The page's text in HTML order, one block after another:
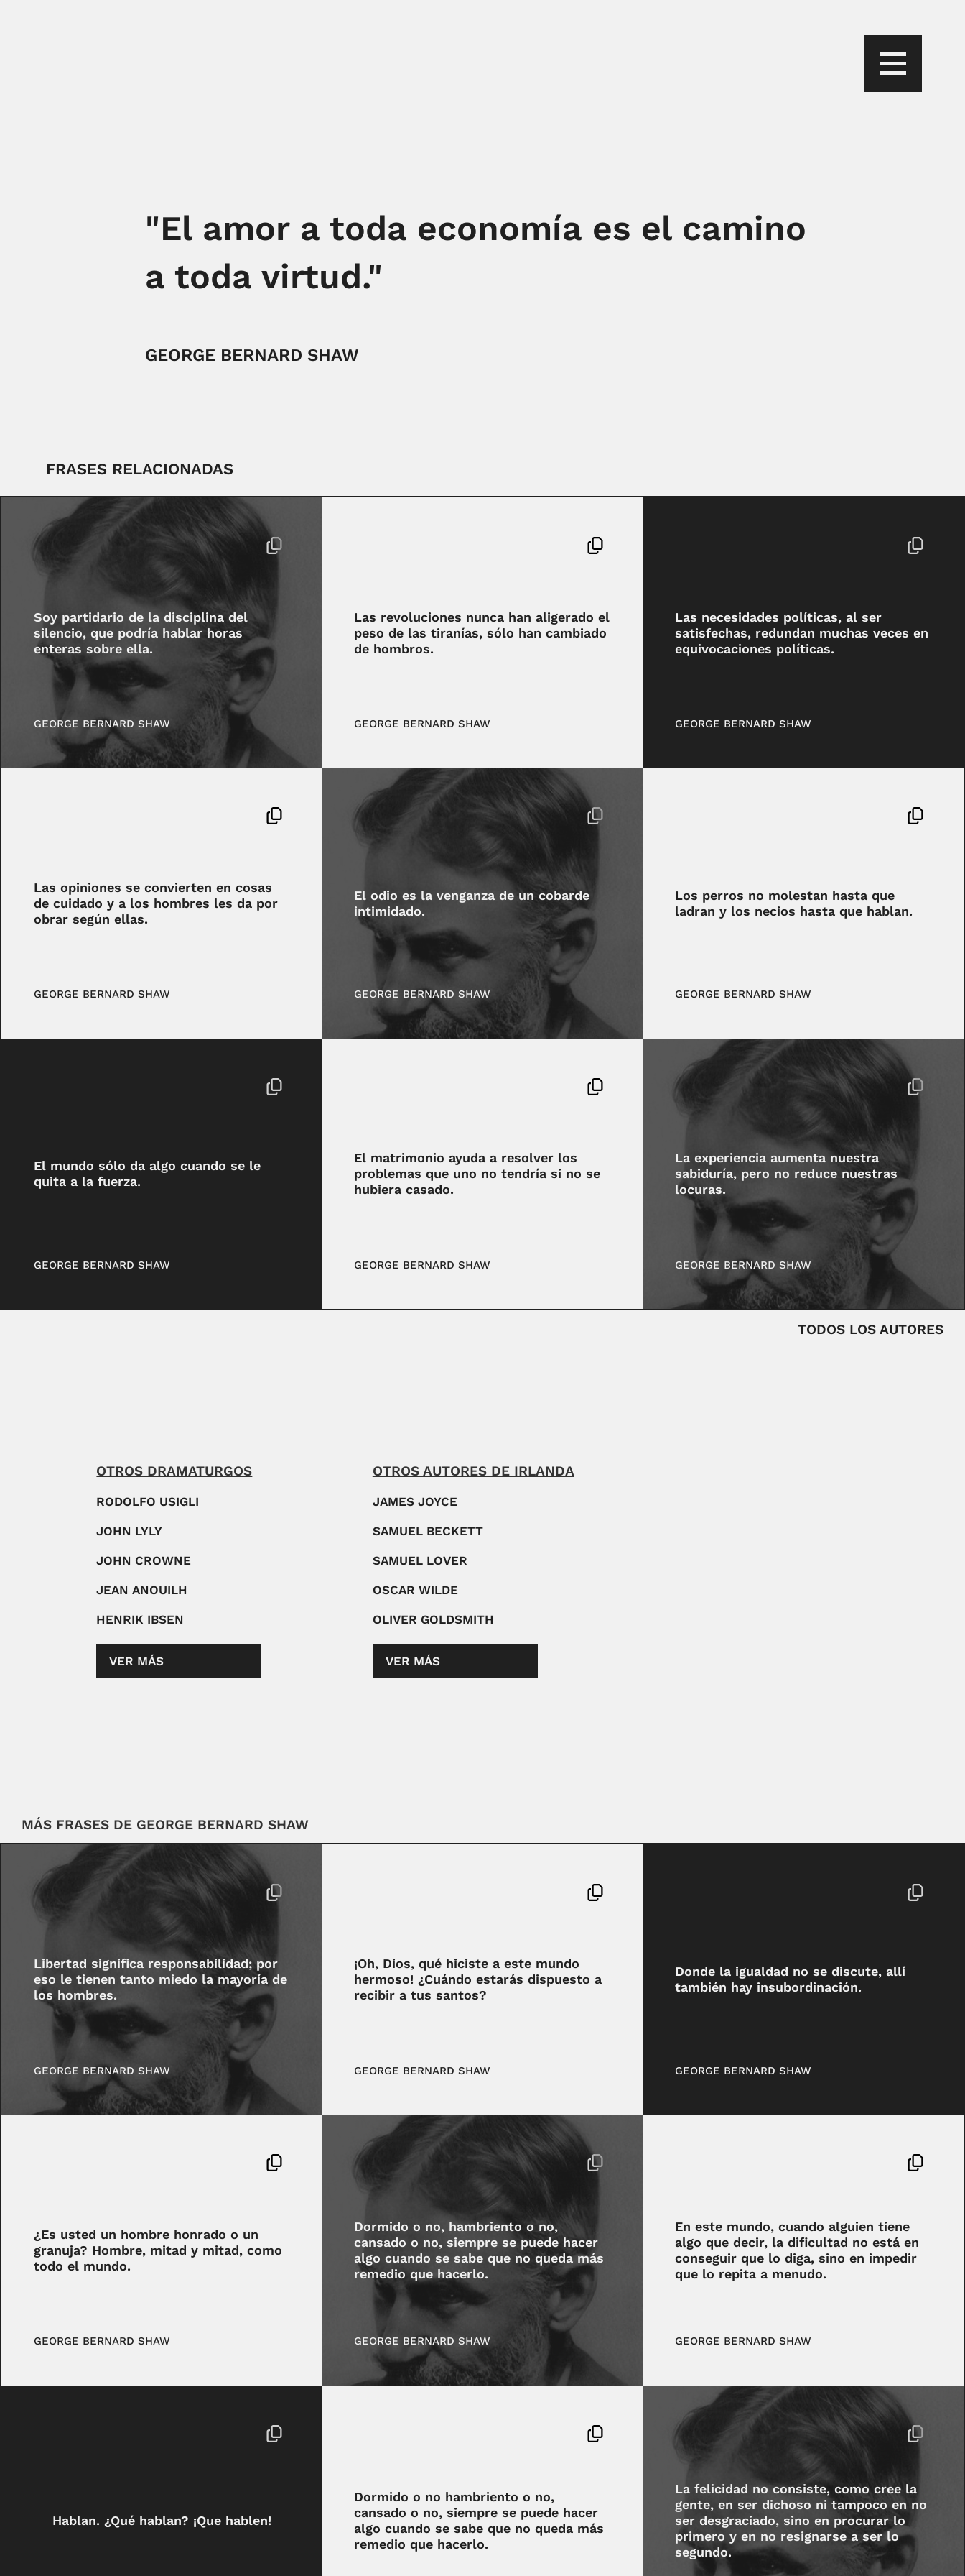
"El amor a toda economía es el camino
a toda virtud."
GEORGE BERNARD SHAW
FRASES RELACIONADAS
Soy partidario de la disciplina del
silencio, que podría hablar horas
enteras sobre ella.
GEORGE BERNARD SHAW
Las revoluciones nunca han aligerado el
peso de las tiranías, sólo han cambiado
de hombros.
GEORGE BERNARD SHAW
Las necesidades políticas, al ser
satisfechas, redundan muchas veces en
equivocaciones políticas.
GEORGE BERNARD SHAW
Las opiniones se convierten en cosas
de cuidado y a los hombres les da por
obrar según ellas.
GEORGE BERNARD SHAW
El odio es la venganza de un cobarde
intimidado.
GEORGE BERNARD SHAW
Los perros no molestan hasta que
ladran y los necios hasta que hablan.
GEORGE BERNARD SHAW
El mundo sólo da algo cuando se le
quita a la fuerza.
GEORGE BERNARD SHAW
El matrimonio ayuda a resolver los
problemas que uno no tendría si no se
hubiera casado.
GEORGE BERNARD SHAW
La experiencia aumenta nuestra
sabiduría, pero no reduce nuestras
locuras.
GEORGE BERNARD SHAW
TODOS LOS AUTORES
OTROS DRAMATURGOS
RODOLFO USIGLI
JOHN LYLY
JOHN CROWNE
JEAN ANOUILH
HENRIK IBSEN
VER MÁS
OTROS AUTORES DE IRLANDA
JAMES JOYCE
SAMUEL BECKETT
SAMUEL LOVER
OSCAR WILDE
OLIVER GOLDSMITH
VER MÁS
MÁS FRASES DE GEORGE BERNARD SHAW
Libertad significa responsabilidad; por
eso le tienen tanto miedo la mayoría de
los hombres.
GEORGE BERNARD SHAW
¡Oh, Dios, qué hiciste a este mundo
hermoso! ¿Cuándo estarás dispuesto a
recibir a tus santos?
GEORGE BERNARD SHAW
Donde la igualdad no se discute, allí
también hay insubordinación.
GEORGE BERNARD SHAW
¿Es usted un hombre honrado o un
granuja? Hombre, mitad y mitad, como
todo el mundo.
GEORGE BERNARD SHAW
Dormido o no, hambriento o no,
cansado o no, siempre se puede hacer
algo cuando se sabe que no queda más
remedio que hacerlo.
GEORGE BERNARD SHAW
En este mundo, cuando alguien tiene
algo que decir, la dificultad no está en
conseguir que lo diga, sino en impedir
que lo repita a menudo.
GEORGE BERNARD SHAW
Hablan. ¿Qué hablan? ¡Que hablen!
Dormido o no hambriento o no,
cansado o no, siempre se puede hacer
algo cuando se sabe que no queda más
remedio que hacerlo.
La felicidad no consiste, como cree la
gente, en ser dichoso ni tampoco en no
ser desgraciado, sino en procurar lo
primero y en no resignarse a ser lo
segundo.